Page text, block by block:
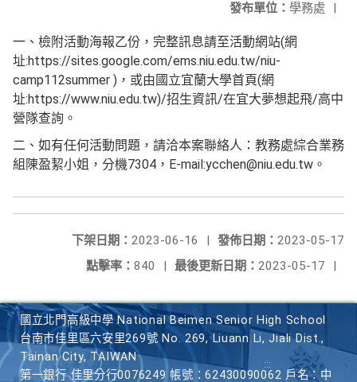
發布單位： 學務處 |
一、檢附活動海報乙份，完整訊息請至活動網站(網
址:https://sites.google.com/ems.niu.edu.tw/niu-
camp112summer )，或由國立宜蘭大學首頁(網
址:https://www.niu.edu.tw)/招生資訊/在宜大夢想起飛/高中
營隊查詢。
二、如有任何活動問題，請洽本案聯絡人：教務處綜合業務
組陳盈絜小姐，分機7304，E-mail:ycchen@niu.edu.tw。
發佈日期： 2023-05-17
下架日期： 2023-06-16
|
最後更新日期： 2023-05-17 |
點擊率： 840 |
國立北門高級中學 National Beimen Senior High School
台南市佳里區六安里269號 No. 269, Liuann Li, Jiali Dist.,
Tainan City, TAIWAN
第一銀行 佳里分行0076249 帳號：62430090062 戶名：中